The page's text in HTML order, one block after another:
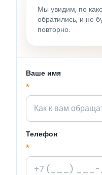
Мы увидим, по
обратились, и не
повторно.
Ваше имя
*
Телефон
*